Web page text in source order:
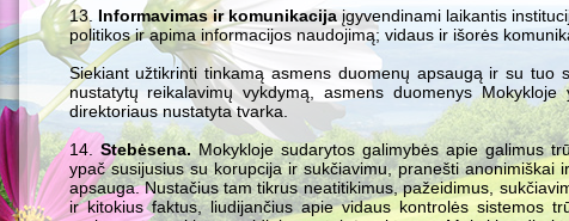
13. Informavimas ir komunikacijaįgyvendinami laikantis
politikos ir apima informacijos naudojimą; vidaus ir išorės
Siekiant užtikrinti tinkamą asmens duomenų apsaugą ir su tuo
nustatytų reikalavimų vykdymą, asmens duomenys Mokykloje
direktoriaus nustatyta tvarka.
14. Stebėsena. Mokykloje sudarytos galimybės apie galimus
ypač susijusius su korupcija ir sukčiavimu, pranešti anonimiškai
apsauga. Nustačius tam tikrus neatitikimus, pažeidimus,
ir kitokius faktus, liudijančius apie vidaus kontrolės sistemos